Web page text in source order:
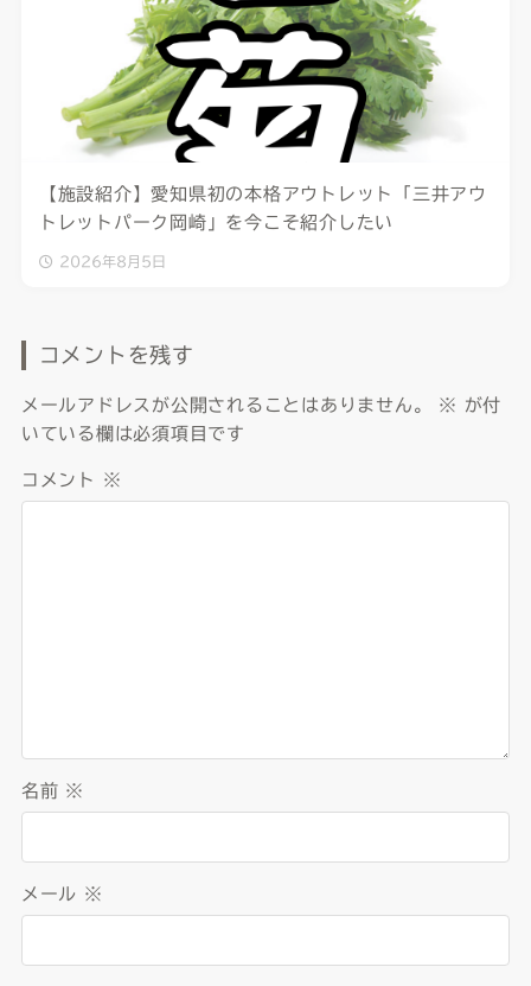
【施設紹介】愛知県初の本格アウトレット「三井アウ
トレットパーク岡崎」を今こそ紹介したい
2026年8月5日
コメントを残す
メールアドレスが公開されることはありません。 ※ が付
いている欄は必須項目です
コメント ※
名前 ※
メール ※